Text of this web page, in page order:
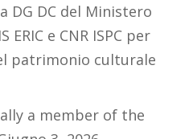
DG DC del Ministero
ERIC e CNR ISPC per
patrimonio culturale
a member of the